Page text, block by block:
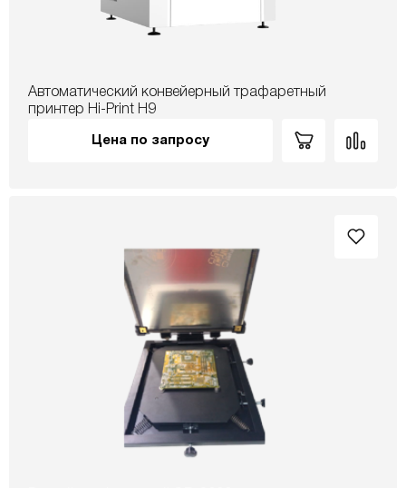
Автоматический конвейерный трафаретный
принтер Hi-Print H9
Цена по запросу